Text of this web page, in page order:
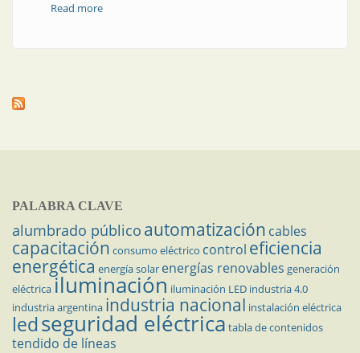
Read moreabout Desarrollos estudiantiles | Sistema de sensado
PALABRA CLAVE
alumbrado público automatización cables
capacitación consumo eléctrico control eficiencia
energética energía solar energías renovables generación
eléctricailuminación iluminación LED industria 4.0
industria argentina industria nacional instalación eléctrica
ledseguridad eléctrica tabla de contenidos
tendido de líneas